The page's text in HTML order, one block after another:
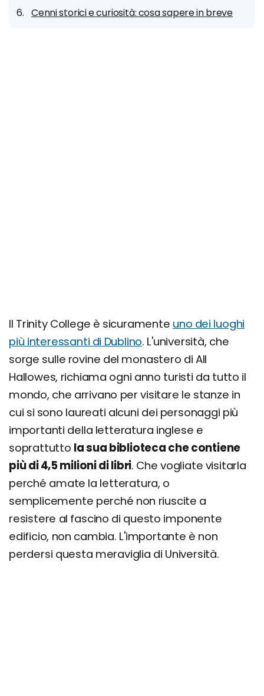
Cenni storici e curiosità: cosa sapere in breve
Il Trinity College è sicuramente uno dei luoghi
più interessanti di Dublino. L'università, che
sorge sulle rovine del monastero di All
Hallowes, richiama ogni anno turisti da tutto il
mondo, che arrivano per visitare le stanze in
cui si sono laureati alcuni dei personaggi più
importanti della letteratura inglese e
soprattutto la sua biblioteca che contiene
più di 4,5 milioni di libri. Che vogliate visitarla
perché amate la letteratura, o
semplicemente perché non riuscite a
resistere al fascino di questo imponente
edificio, non cambia. L'importante è non
perdersi questa meraviglia di Università.